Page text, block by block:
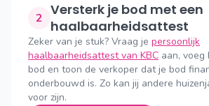
2 Versterk je bod met een
haalbaarheidsattest
Zeker van je stuk? Vraag je persoonlijk
haalbaarheidsattest van KBC aan, voeg
bod en toon de verkoper dat je bod
onderbouwd is. Zo kan jij andere
voor zijn.